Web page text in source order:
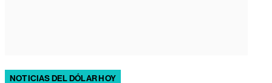
NOTICIAS DEL DÓLAR HOY